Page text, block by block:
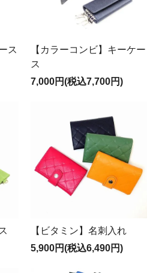
ス
【カラーコンビ】キーケー
ス
7,000円(税込7,700円)
【ビタミン】名刺入れ
5,900円(税込6,490円)